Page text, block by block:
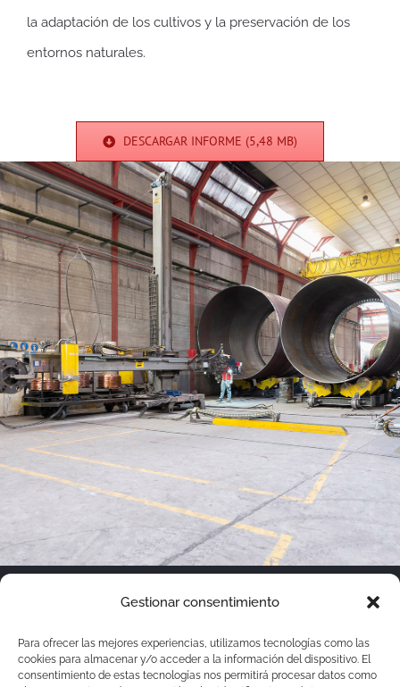
Gestionar consentimiento
Para ofrecer las mejores experiencias, utilizamos tecnologías como las
cookies para almacenar y/o acceder a la información del dispositivo. El
consentimiento de estas tecnologías nos permitirá procesar datos como
la adaptación de los cultivos y la preservación de los
entornos naturales.
DESCARGAR INFORME (5,48 MB)
© Copyright 2019 -2026 | Eiffage Metal by
|Política de privacidad|Política de cookies